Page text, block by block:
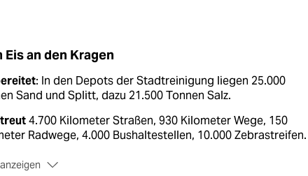
Eis an den Kragen
: In den Depots der Stadtreinigung liegen 25.000
Sand und Splitt, dazu 21.500 Tonnen Salz.
4.700 Kilometer Straßen, 930 Kilometer Wege, 150
Radwege, 4.000 Bushaltestellen, 10.000 Zebrastreifen.